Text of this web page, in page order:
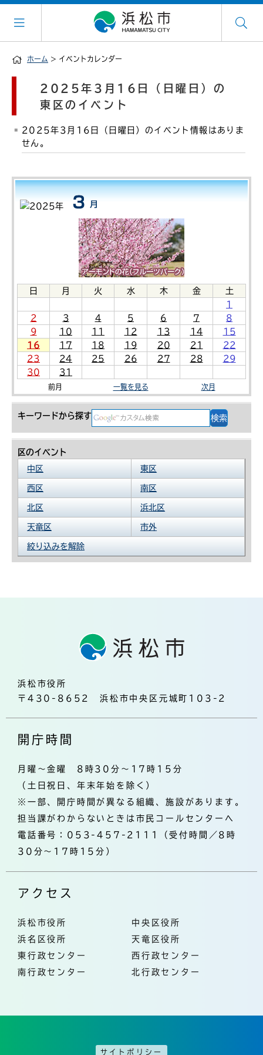
ホーム > イベントカレンダー
日 月 火 水 木 金
土
1
2
3 4 5 6 7
8
9
10 11 12 13 14
15
16
17 18 19 20 21
22
23
24 25 26 27 28
29
30
31
前月 一覧を見る 次月
キーワードから探す
区のイベント
中区
東区
西区 南区
北区 浜北区
天竜区 市外
絞り込みを解除
2025年3月16日（日曜日）の
東区のイベント
2025年3月16日（日曜日）のイベント情報はありま
せん。
浜松市役所
〒430-8652 浜松市中央区元城町103-2
開庁時間
月曜～金曜 8時30分～17時15分
（土日祝日、年末年始を除く）
※一部、開庁時間が異なる組織、施設があります。
担当課がわからないときは市民コールセンターへ
電話番号：053-457-2111（受付時間／8時
30分～17時15分）
アクセス
浜松市役所
中央区役所
浜名区役所
天竜区役所
東行政センター
西行政センター
南行政センター
北行政センター
サイトポリシー